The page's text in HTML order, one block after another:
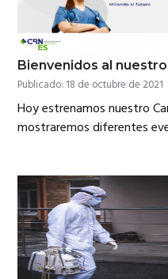
Bienvenidos al
Publicado: 18 de octubre de 2021
Hoy estrenamos nuestro
mostraremos diferentes